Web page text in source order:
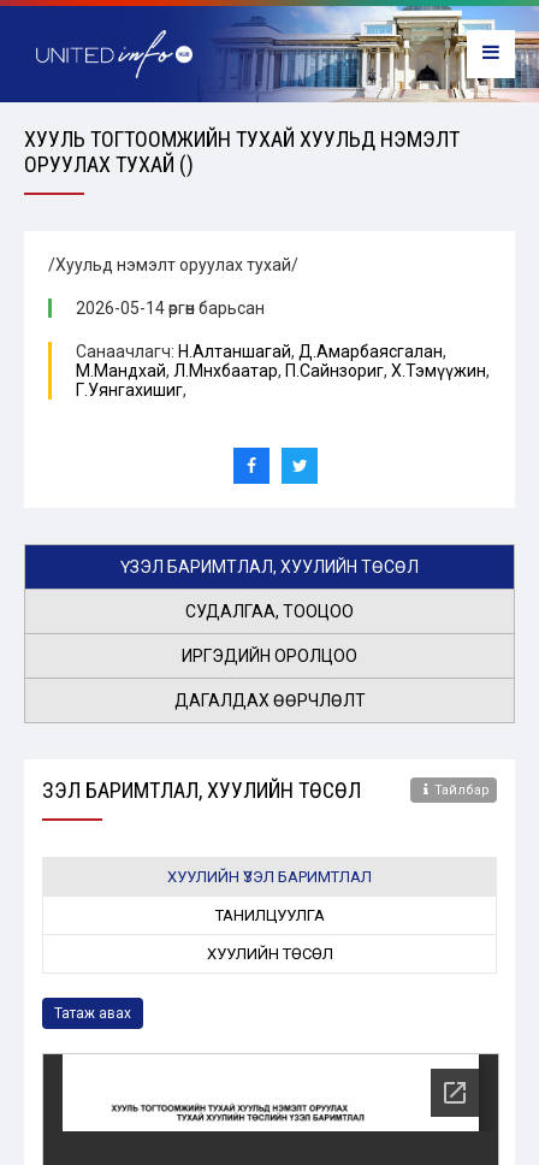
ХУУЛЬ ТОГТООМЖИЙН ТУХАЙ ХУУЛЬД НЭМЭЛТ
ОРУУЛАХ ТУХАЙ ()
/Хуульд нэмэлт оруулах тухай/
2026-05-14 өргөн барьсан
Санаачлагч: Н.Алтаншагай, Д.Амарбаясгалан,
М.Мандхай, Л.Мөнхбаатар, П.Сайнзориг, Х.Тэмүүжин,
Г.Уянгахишиг,
ҮЗЭЛ БАРИМТЛАЛ, ХУУЛИЙН ТӨСӨЛ
СУДАЛГАА, ТООЦОО
ИРГЭДИЙН ОРОЛЦОО
ДАГАЛДАХ ӨӨРЧЛӨЛТ
ҮЗЭЛ БАРИМТЛАЛ, ХУУЛИЙН ТӨСӨЛ Тайлбар
ХУУЛИЙН ҮЗЭЛ БАРИМТЛАЛ
ТАНИЛЦУУЛГА
ХУУЛИЙН ТӨСӨЛ
Татаж авах